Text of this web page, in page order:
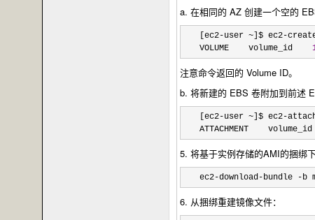
a. 在相同的 AZ 创建一个空的
[ec2-user ~]$ ec2-
VOLUME    volume_id
注意命令返回的 Volume ID。
b. 将新建的 EBS 卷附加到前述
[ec2-user ~]$ ec2-
ATTACHMENT
5. 将基于实例存储的AMI的捆绑
ec2-download-bundle -b
6. 从捆绑重建镜像文件：